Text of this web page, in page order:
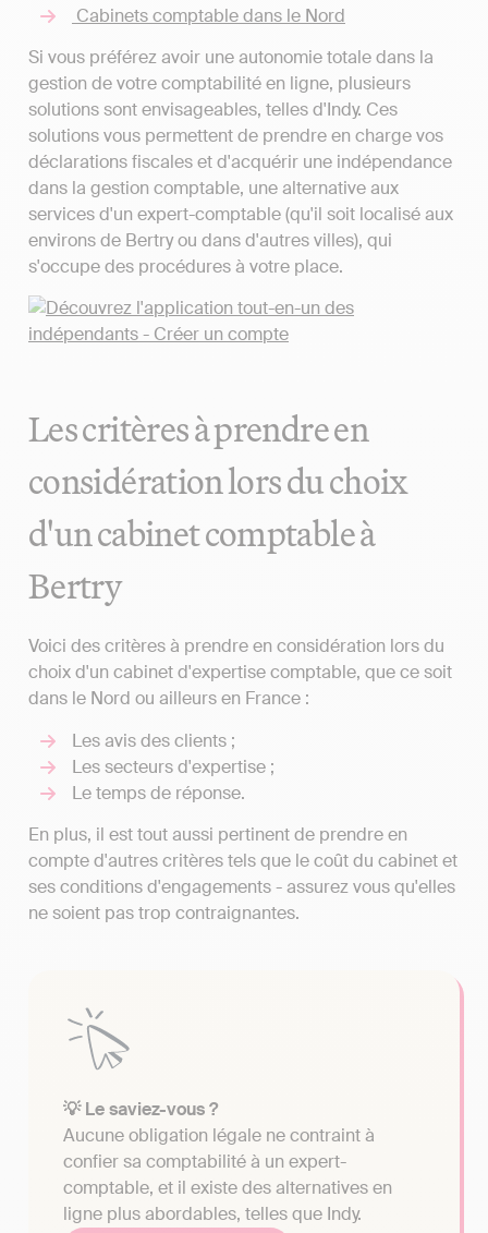
Cabinets comptable dans le Nord
Si vous préférez avoir une autonomie totale dans la
gestion de votre comptabilité en ligne, plusieurs
solutions sont envisageables, telles d'Indy. Ces
solutions vous permettent de prendre en charge vos
déclarations fiscales et d'acquérir une indépendance
dans la gestion comptable, une alternative aux
services d'un expert-comptable (qu'il soit localisé aux
environs de Bertry ou dans d'autres villes), qui
s'occupe des procédures à votre place.
Les critères à prendre en
considération lors du choix
d'un cabinet comptable à
Bertry
Voici des critères à prendre en considération lors du
choix d'un cabinet d'expertise comptable, que ce soit
dans le Nord ou ailleurs en France :
Les avis des clients ;
Les secteurs d'expertise ;
Le temps de réponse.
En plus, il est tout aussi pertinent de prendre en
compte d'autres critères tels que le coût du cabinet et
ses conditions d'engagements - assurez vous qu'elles
ne soient pas trop contraignantes.
💡 Le saviez-vous ?
Aucune obligation légale ne contraint à
confier sa comptabilité à un expert-
comptable, et il existe des alternatives en
ligne plus abordables, telles que Indy.